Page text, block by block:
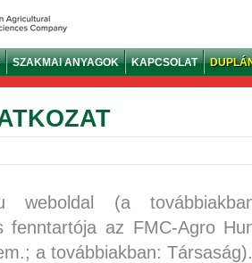
SZAKMAI ANYAGOK KAPCSOLAT
weboldal (a
fenntartója az FMC-Agro
a továbbiakban: Társaság).